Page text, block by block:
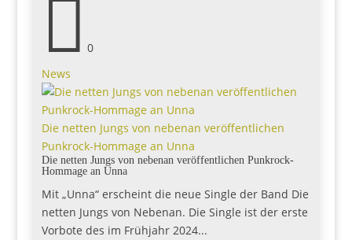

0
News
Die netten Jungs von nebenan veröffentlichen
Punkrock-Hommage an Unna
Die netten Jungs von nebenan veröffentlichen Punkrock-
Hommage an Unna
Mit „Unna“ erscheint die neue Single der Band Die
netten Jungs von Nebenan. Die Single ist der erste
Vorbote des im Frühjahr 2024...